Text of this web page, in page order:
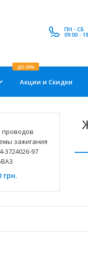
ПН - СБ
09:00 -
Акции и Скидки
ДО 30%
проводов
зажигания
3724026-97
грн.